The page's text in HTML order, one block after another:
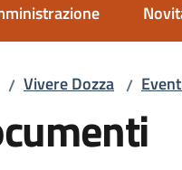
/ Vivere Dozza /